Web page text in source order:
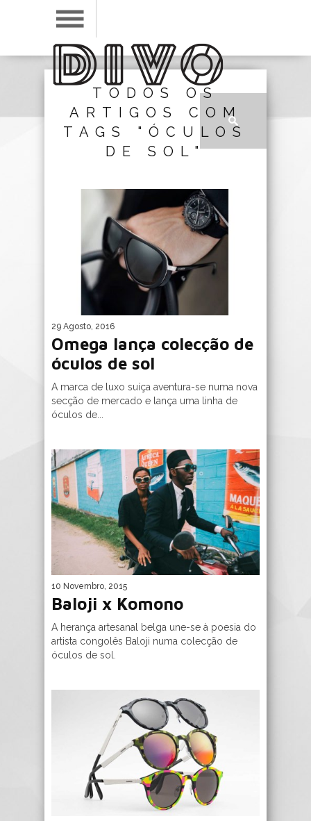
TODOS OS
ARTIGOS COM
TAGS "ÓCULOS
DE SOL"
29 Agosto, 2016
Omega lança colecção de
óculos de sol
A marca de luxo suíça aventura-se numa nova
secção de mercado e lança uma linha de
óculos de...
10 Novembro, 2015
Baloji x Komono
A herança artesanal belga une-se à poesia do
artista congolês Baloji numa colecção de
óculos de sol.